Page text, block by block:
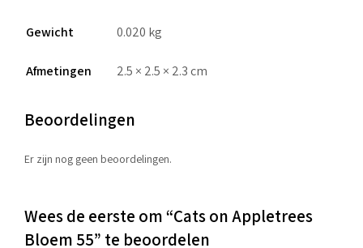
Gewicht 0.020 kg
Afmetingen 2.5 × 2.5 × 2.3 cm
Beoordelingen
Er zijn nog geen beoordelingen.
Wees de eerste om “Cats on Appletrees
Bloem 55” te beoordelen